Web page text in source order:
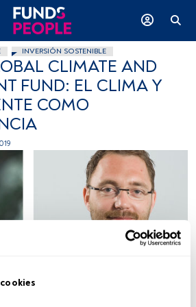
INVERSIÓN SOSTENIBLE
CLIMATE AND
FUND: EL CLIMA Y
COMO